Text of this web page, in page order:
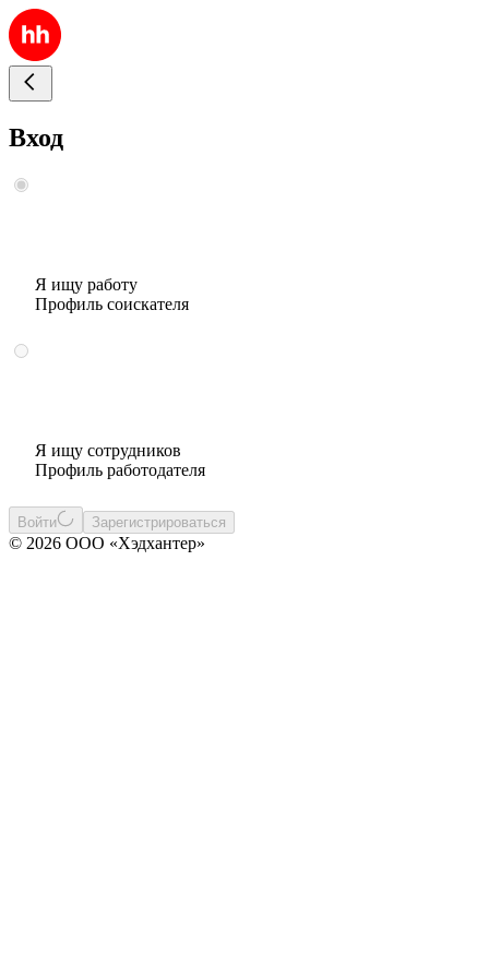
Вход
Я ищу работу
Профиль соискателя
Я ищу сотрудников
Профиль работодателя
Войти Зарегистрироваться
© 2026 ООО «Хэдхантер»